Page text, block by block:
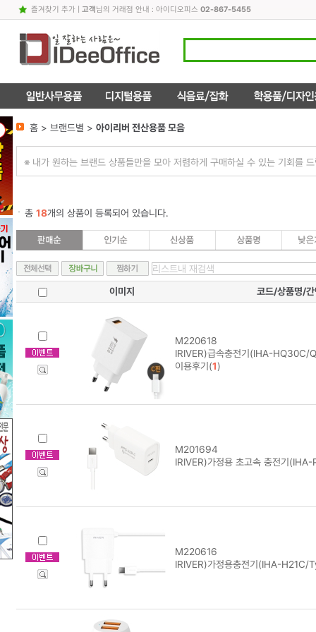
즐겨찾기 추가| 고객님의 거래점 안내 : 아이디오피스 02-867-5455
홈 > 브랜드별 > 아이리버 전산용품 모음
※ 내가 원하는 브랜드 상품들만을 모아 저렴하게 구매하실 수 있는 기회를
총 18개의 상품이 등록되어 있습니다.
이미지 코드/상품명/간
M220618
IRIVER)급속충전기(IHA-
이용후기(1)
M201694
IRIVER)가정용 초고속 충전기
M220616
IRIVER)가정용충전기(IHA-